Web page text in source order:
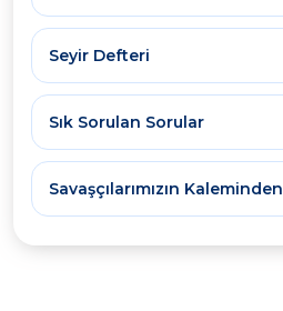
Seyir Defteri
Sık Sorulan Sorular
Savaşçılarımızın Kaleminden